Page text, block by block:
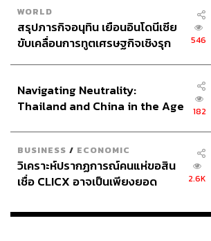
WORLD
สรุปภารกิจอนุทิน เยือนอินโดนีเซีย
ขับเคลื่อนการทูตเศรษฐกิจเชิงรุก
546
Navigating Neutrality:
Thailand and China in the Age
182
BUSINESS / ECONOMIC
วิเคราะห์ปรากฏการณ์คนแห่ขอสิน
เชื่อ CLICX อาจเป็นเพียงยอด
เรือนไทยที่ถูกซุกไว้
2.6K